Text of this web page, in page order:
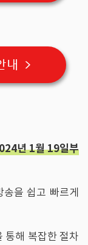
내 >
년 1월 19일부
을 쉽고 빠르게
통해 복잡한 절차